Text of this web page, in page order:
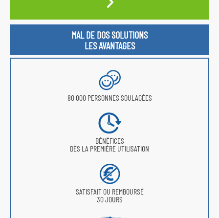
MAL DE DOS SOLUTIONS
LES AVANTAGES
80 000 PERSONNES SOULAGÉES
BÉNÉFICES
DÈS LA PREMIÈRE UTILISATION
SATISFAIT OU REMBOURSÉ
30 JOURS